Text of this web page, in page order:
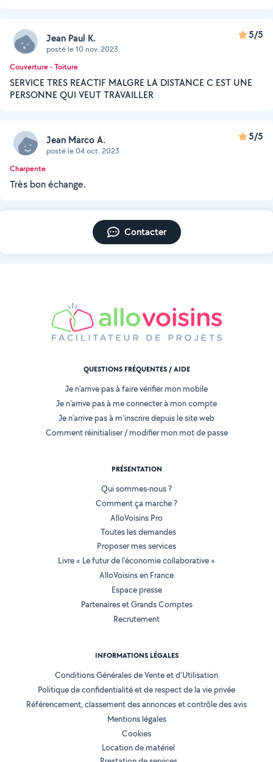
Jean Paul K.
posté le 10 nov. 2023
5/5
Couverture - Toiture
SERVICE TRES REACTIF MALGRE LA DISTANCE C EST UNE
PERSONNE QUI VEUT TRAVAILLER
Jean Marco A.
posté le 04 oct. 2023
5/5
Charpente
Très bon échange.
Contacter
QUESTIONS FRÉQUENTES / AIDE
Je n'arrive pas à faire vérifier mon mobile
Je n'arrive pas à me connecter à mon compte
Je n'arrive pas à m'inscrire depuis le site web
Comment réinitialiser / modifier mon mot de passe
PRÉSENTATION
Qui sommes-nous ?
Comment ça marche ?
AlloVoisins Pro
Toutes les demandes
Proposer mes services
Livre « Le futur de l'économie collaborative »
AlloVoisins en France
Espace presse
Partenaires et Grands Comptes
Recrutement
INFORMATIONS LÉGALES
Conditions Générales de Vente et d'Utilisation
Politique de confidentialité et de respect de la vie privée
Référencement, classement des annonces et contrôle des avis
Mentions légales
Cookies
Location de matériel